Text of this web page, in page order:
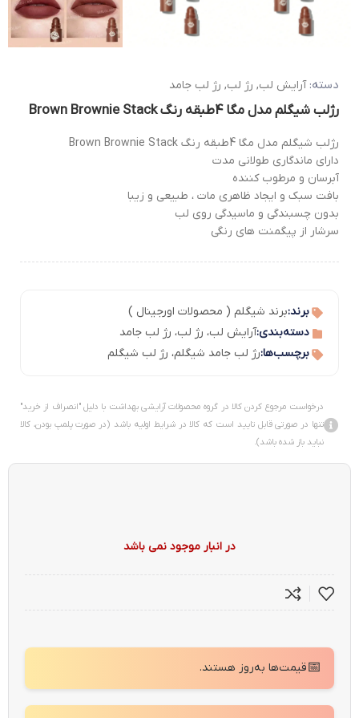
دسته: آرایش لب, رژ لب, رژ لب جامد
رژلب شیگلم مدل مگا 4طبقه رنگ Brown Brownie Stack
رژلب شیگلم مدل مگا 4طبقه رنگ Brown Brownie Stack
دارای ماندگاری طولانی مدت
آبرسان و مرطوب کننده
بافت سبک و ایجاد ظاهری مات ، طبیعی و زیبا
بدون چسبندگی و ماسیدگی روی لب
سرشار از پیگمنت های رنگی
برند:برند شیگلم ( محصولات اورجینال )
دسته‌بندی:آرایش لب، رژ لب، رژ لب جامد
برچسب‌ها:رژ لب جامد شیگلم، رژ لب شیگلم
درخواست مرجوع کردن کالا در گروه محصولات آرایشی بهداشت با دلیل "انصراف از خرید"
تنها در صورتی قابل تایید است که کالا در شرایط اولیه باشد (در صورت پلمپ بودن، کالا
نباید باز شده باشد).
در انبار موجود نمی باشد
📅قیمت‌ها به‌روز هستند.